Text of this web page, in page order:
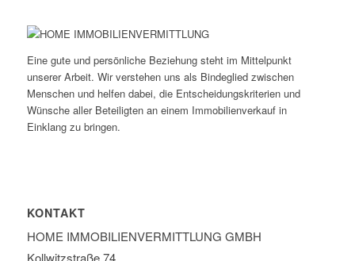
Eine gute und persönliche Beziehung steht im Mittelpunkt
unserer Arbeit. Wir verstehen uns als Bindeglied zwischen
Menschen und helfen dabei, die Entscheidungskriterien und
Wünsche aller Beteiligten an einem Immobilienverkauf in
Einklang zu bringen.
KONTAKT
HOME IMMOBILIEN­VERMITTLUNG GMBH
Kollwitzstraße 74